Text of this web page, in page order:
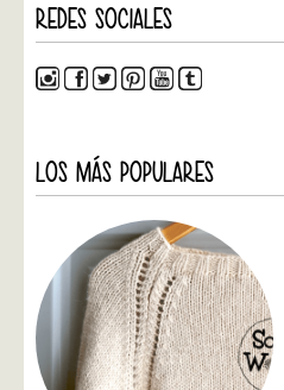
REDES SOCIALES
LOS MÁS POPULARES